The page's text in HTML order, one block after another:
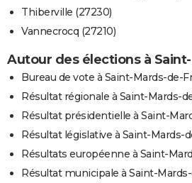
Thiberville (27230)
Vannecrocq (27210)
Autour des élections à
Bureau de vote à Saint-Mards-de-
Résultat régionale à Saint-Mards-
Résultat présidentielle à Saint-
Résultat législative à Saint-Mards-
Résultats européenne à Saint-
Résultat municipale à Saint-